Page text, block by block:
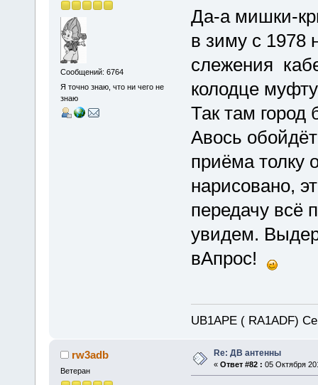
Сообщений: 6764
Я точно знаю, что ни чего не
знаю
Да-а мишки-
в зиму с 1978
слежения
колодце
Так там город
Авось
приёма толку
нарисовано,
передачу всё
увидем.
вАпрос!
UB1APE ( RA1ADF)
rw3adb
Ветеран
Re: ДВ антенны
« Ответ #82 : 05 Октября